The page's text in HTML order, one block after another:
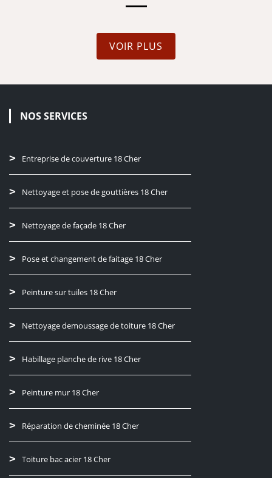
VOIR PLUS
NOS SERVICES
Entreprise de couverture 18 Cher
Nettoyage et pose de gouttières 18 Cher
Nettoyage de façade 18 Cher
Pose et changement de faitage 18 Cher
Peinture sur tuiles 18 Cher
Nettoyage demoussage de toiture 18 Cher
Habillage planche de rive 18 Cher
Peinture mur 18 Cher
Réparation de cheminée 18 Cher
Toiture bac acier 18 Cher